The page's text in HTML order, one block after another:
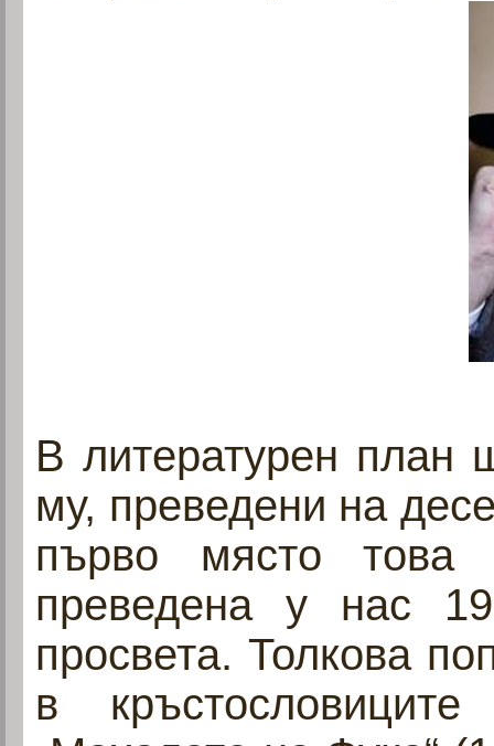
В литературен план
му, преведени на
първо място това
преведена у нас
просвета. Толкова
в